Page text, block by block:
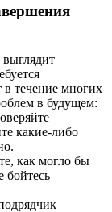
в течение многих
в будущем:
какие-либо
как могло бы
бойтесь